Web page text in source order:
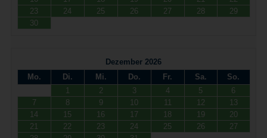
23
24 25 26 27 28
29
30
Dezember 2026
Mo.
Di. Mi. Do. Fr. Sa.
So.
1
2 3 4 5
6
7
8 9 10 11 12
13
14
15 16 17 18 19
20
21
22 23 24 25 26
27